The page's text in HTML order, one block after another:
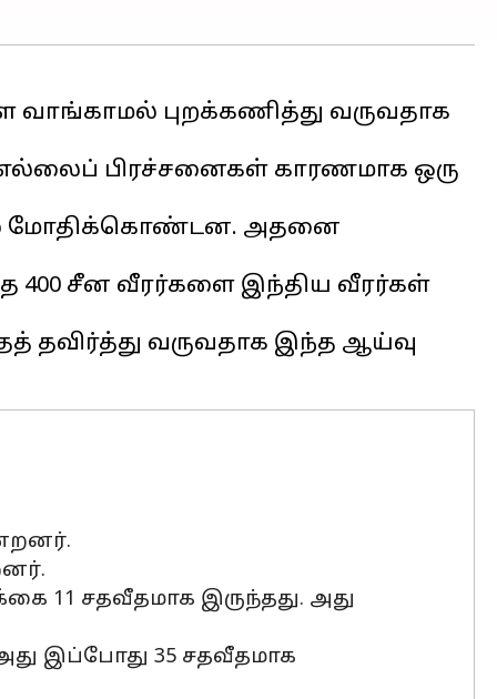
புறக்கணித்து வருவதாக
பிரச்சனைகள் காரணமாக ஒரு
மோதிக்கொண்டன. அதனை
400 சீன வீரர்களை இந்திய வீரர்கள்
தவிர்த்து வருவதாக இந்த ஆய்வு
11 சதவீதமாக இருந்தது. அது
இப்போது 35 சதவீதமாக